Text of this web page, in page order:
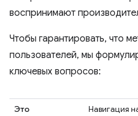
воспринимают
Чтобы гарантировать, что
пользователей, мы
ключевых вопросов:
Это
Навигация